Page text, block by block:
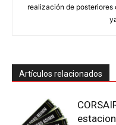
realización de
Artículos relacionados